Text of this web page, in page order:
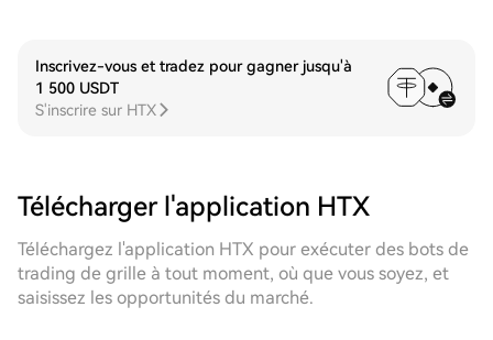
Inscrivez-vous et tradez pour gagner jusqu'à
1 500 USDT
S'inscrire sur HTX
Télécharger l'application HTX
Téléchargez l'application HTX pour exécuter des bots de
trading de grille à tout moment, où que vous soyez, et
saisissez les opportunités du marché.